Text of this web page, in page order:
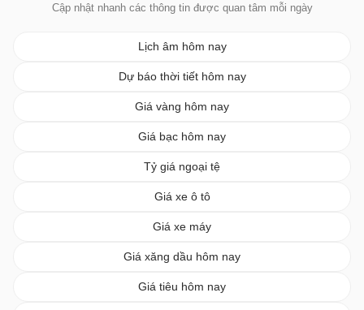
Cập nhật nhanh các thông tin được quan tâm mỗi ngày
Lịch âm hôm nay
Dự báo thời tiết hôm nay
Giá vàng hôm nay
Giá bạc hôm nay
Tỷ giá ngoại tệ
Giá xe ô tô
Giá xe máy
Giá xăng dầu hôm nay
Giá tiêu hôm nay